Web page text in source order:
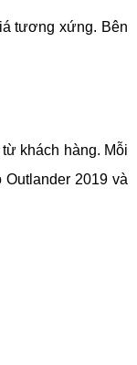
tương xứng. Bên
khách hàng. Mỗi
2019 và